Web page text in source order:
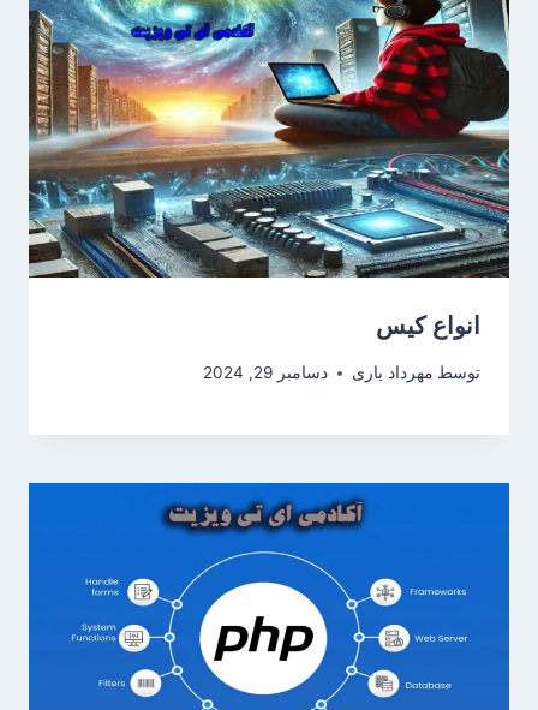
انواع کیس
توسط مهرداد یاری دسامبر 29, 2024